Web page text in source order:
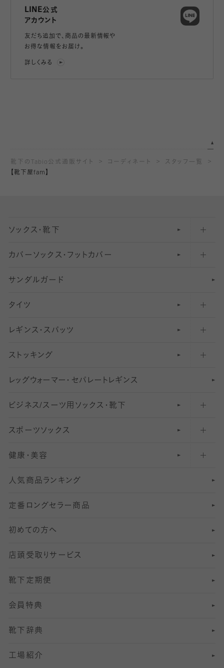
LINE公式
アカウント
友だち追加で、 商品の最新情報や
お得な情報をお届け。
詳しくみる
靴下のTabio公式通販サイト コーディネート
スタッフ一覧
【靴下屋fam】
ソックス・靴下
五本指ソックス・靴下
足袋ソックス・靴下
無地・プレーンソックス・靴下
柄ソックス・靴下
スニーカー（くるぶし）用ソックス
アンクル・ショートソックス（くるぶし上）
クルーソックス（ふくらはぎ下）
ハイソックス
オーバーニー・ニーハイソックス
カバーソックス・フットカバー
フットカバー・カバーソックス（深め）
フットカバー・カバーソックス（ふつう）
フットカバー・カバーソックス（浅め）
サンダルガード
タイツ
30デニール以下のタイツ（薄手タイツ）
31〜40デニールタイツ
41〜60デニールタイツ
61〜80デニールタイツ
81 〜110デニールタイツ
111〜210デニールタイツ
211デニールタイツ以上（防寒・厚手タイツ）
レギンス・スパッツ
柄レギンス
無地レギンス
レギンスパンツ（レギパン）
マタニティレギンス
5 分丈
6 分丈レギンス
7 分丈 レギンス
8 分丈 レギンス
10分丈 レギンス
12分丈レギンス
13分丈レギンス
ストッキング
伝線しにくいストッキング
ショートストッキング
結婚式用ストッキング
美脚ストッキング
オールスルーストッキング
レッ グ ウォー マー ・ セパレー ト レ ギンス
ビジネス/スーツ用 ソックス・靴下
匠シリーズ
フレッシャーズ向けソックス・靴下
冠婚葬祭向けソックス・靴下
スーツカジュアルソックス・靴下
ロングホーズ
スポーツソックス
ランニングソックス・靴下
ゴルフソックス・靴下
サッカー・フットサル用ソックス
ヨガソックス・靴下
スポーツ用レッグウォーマー
SSサイズ（21～23cm）
Sサイズ（22～25cm）
Mサイズ（25～27cm）
Lサイズ（27～29cm）
健康・美容
インナーソックス
加圧・着圧ソックス
冷えとり靴下
着圧・加圧タイツ
むくみ対策
足の疲れ対策
足の臭い対策
冷え対策
人気商品ランキング
定番ロングセラー商品
初めての方へ
店頭受取りサービス
靴下定期便
会員特典
靴下辞典
工場紹介